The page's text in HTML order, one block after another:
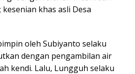
khas asli Desa
oleh Subiyanto selaku
dengan pengambilan air
kendi. Lalu, Lungguh selaku